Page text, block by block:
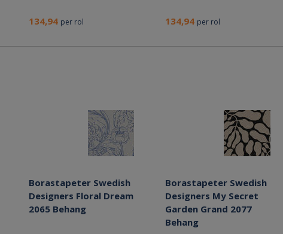
134,94 per rol 134,94 per rol
Borastapeter Swedish
Designers Floral Dream
2065 Behang
Borastapeter Swedish
Designers My Secret
Garden Grand 2077
Behang